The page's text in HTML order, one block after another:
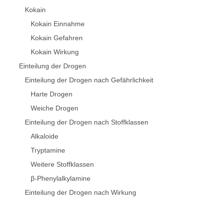
Kokain
Kokain Einnahme
Kokain Gefahren
Kokain Wirkung
Einteilung der Drogen
Einteilung der Drogen nach Gefährlichkeit
Harte Drogen
Weiche Drogen
Einteilung der Drogen nach Stoffklassen
Alkaloide
Tryptamine
Weitere Stoffklassen
β-Phenylalkylamine
Einteilung der Drogen nach Wirkung